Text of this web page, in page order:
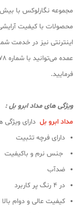
محصولات با کیفیت
اینترنتی نیز در خدمت
فرمایید.
ویژگی های مداد ابرو بل :
مداد ابرو بل دارای
دارای فرچه تثبیت
‌ جنس نرم و باكيفيت
ضدآب
در 4 رنگ پر کاربرد
کیفیت عالی و دوام بالا